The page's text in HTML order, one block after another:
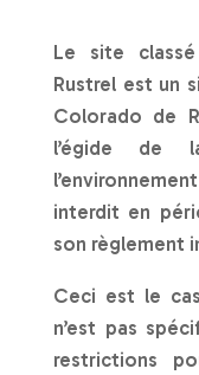
Le site
Rustrel est un
Colorado de
l’égide de
interdit en
son règlement
Ceci est le
n’est pas
restrictions